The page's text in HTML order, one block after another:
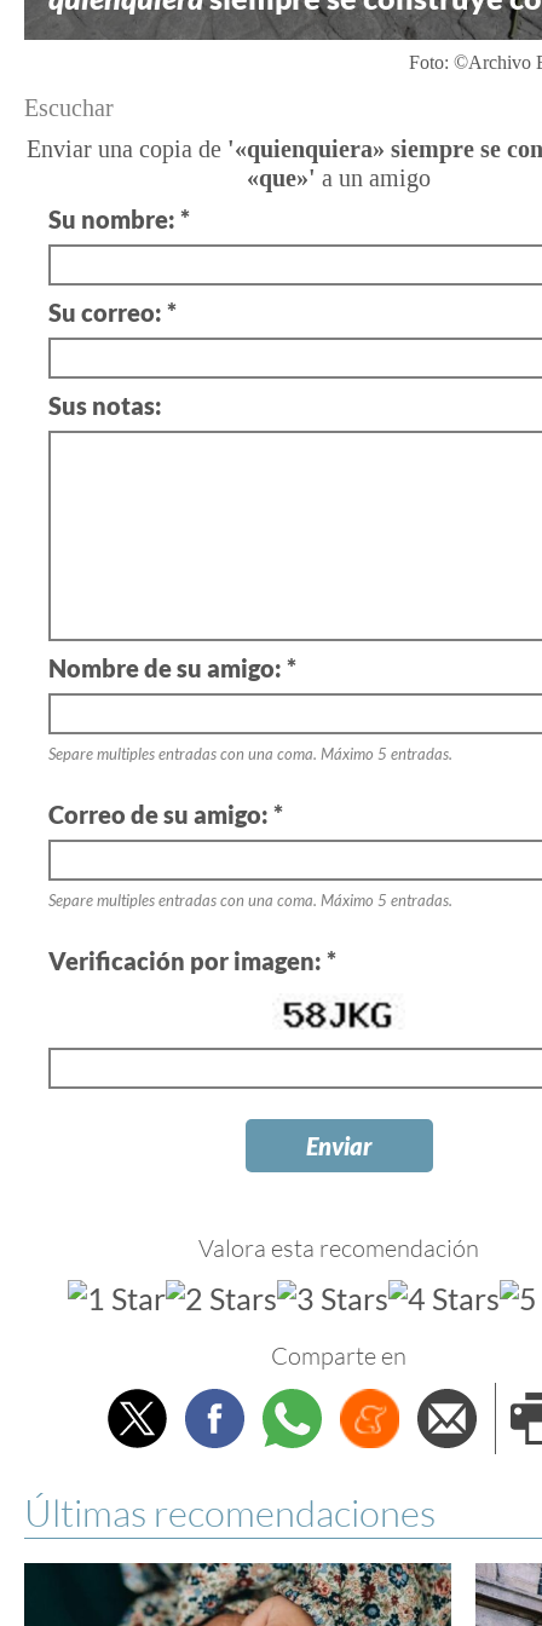
Foto: ©Archivo
Escuchar
Enviar una copia de '«quienquiera» siempre se
«que»' a un amigo
Su nombre: *
Su correo: *
Sus notas:
Nombre de su amigo: *
Separe multiples entradas con una coma. Máximo 5 entradas.
Correo de su amigo: *
Separe multiples entradas con una coma. Máximo 5 entradas.
Verificación por imagen: *
Valora esta recomendación
Comparte en
TwitterFacebookWhatsappMenéame
Últimas recomendaciones